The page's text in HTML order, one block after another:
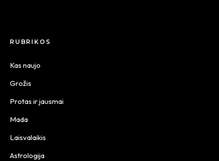
RUBRIKOS
Kas naujo
Grožis
Protas ir jausmai
Mada
Laisvalaikis
Astrologija